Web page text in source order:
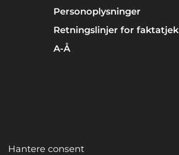
Personoplysninger
Retningslinjer for faktatjek
A-Å
Hantere consent